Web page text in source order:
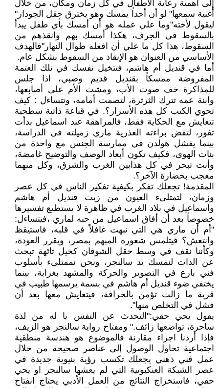
إلى أهمية رعاية الأطفال في كل زمان ومكان، من خلال
أغنية سمعها" لو أن أحداً يمسك وهو يخترق حقل الجودار"
ليقول لأخته"وما علي عمله هو أن أمسك بأي طفل يبدأ
بالسقوط في الجرف، هكذا أمسك بهم وانقذهم من
السقوط، هذا كل ما علي أن افعله طوال النهار"فالهدف
الأساسي من العنوان هو الإنقاذ من السقوط بشكل عام.
أما في قنديل أم هاشم، فتتخيل نفسك في تلك العتمة
المفروضة ممسكاً بقنديل قديم وصبي، اذا جلس
للمذاكرة خف صوت الأب، ومشت الأم على أصابعها،
وابنة عمه تترك الثرثرة، لتصمت أمامه، وتتساءل : كيف
تحوي الكتب كل هذه الأسرار؟. في قناعة ذاتية سطحية
تتعايش مع الحكاية فقط، فالمراهقة عند اسماعيل بدأت
تفور، لتفض براءته العذرية ماري زميلته في الدراسة،
بينما يفشل هولدن في ممارسة الجنس مع واحدة من
بنات الهوى، فكيف تكون أبعاد الوصف والتوضيح غامضة،
وأنت تبحر في كل هذابين الغرب والشرق، وكل منهما
معجب بحضارة الآخر؟.
المقدمة! تجعلك تفكر بكيفية تفكير الناس في كل عصر
وزمان، لتمتلىء العيون من زيت قنديل أم هاشم
واسماعيل في بلاد الغرب في ظاهرة لا يستطيع تفسيرها
خصوصاً بعد أن أفاق اسماعيل من حبه لماري ،فيتساءل:
"أم أن ماري هي التي نبهت غافلاً في قلبه، فاستيقظ
وانتعش؟ فيتلمس شعوره المبهم بمصر، ويقرر العودة،
وكأننا نقف في وسط حقل الشوفان كخيل تائهة تبحث
عن الذات لنمسك يد سالنجر، ونحن نممتلىء بأسلوب
فني بارع في التصوير والحركة والمشهد بغرابة، بينما
يختفي ضوء قنديل أم هاشم في بسمة يرسمها طبيب في
قرية ما زالت تؤمن بالخرافة، فيتعايش معها بعد أن
فشل في التخلص منها".
يقول يحي حقي:"التحدث عن النفس يا له من لذة
ساحرة، تواضعها زائف." ومفتاح رواية سالنجر هو الزيف،
فإذا أردنا اجراء مقارنة فالموضوع هو هندسة منطقية
اجتماعية تحاول الوصول إلى عناصر صحيحة من خلال
عمل فني ذهني يجعلك تكسب رؤية بنيوية جديدة في
عصر الشبكة العنكبوتية التي لم يعشها سالنجر او يحي
حقي، فاستخراج النتائج من العمل الأدبي يحتاج انفتاح